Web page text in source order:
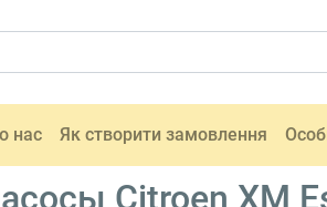
нас Як створити замовлення
Citroen XM